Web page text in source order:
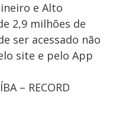
e Alto
2,9 milhões de
ser acessado não
site e pelo App
– RECORD